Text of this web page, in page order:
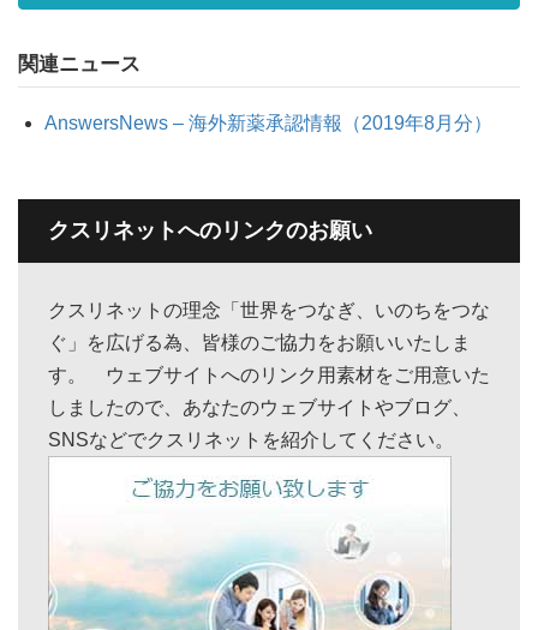
関連ニュース
AnswersNews – 海外新薬承認情報（2019年8月分）
クスリネットへのリンクのお願い
クスリネットの理念「世界をつなぎ、いのちをつな
ぐ」を広げる為、皆様のご協力をお願いいたしま
す。 ウェブサイトへのリンク用素材をご用意いた
しましたので、あなたのウェブサイトやブログ、
SNSなどでクスリネットを紹介してください。